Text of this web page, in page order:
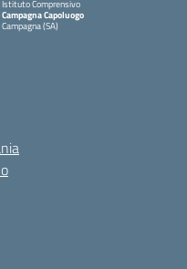
Istituto Comprensivo
Campagna Capoluogo
Campagna (SA)